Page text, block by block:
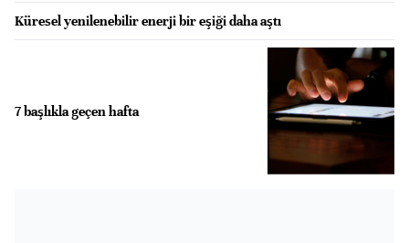
Küresel yenilenebilir enerji bir eşiği daha aştı
7 başlıkla geçen hafta